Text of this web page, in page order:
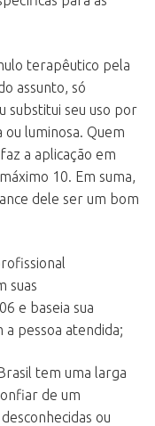
terapêutico pela
assunto, só
substitui seu uso por
luminosa. Quem
a aplicação em
10. Em suma,
dele ser um bom
suas
e baseia sua
a pessoa atendida;
tem uma larga
de um
ou